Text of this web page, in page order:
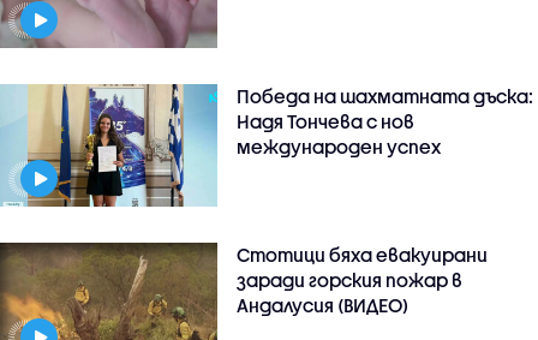
Победа на шахматната дъска:
Надя Тончева с нов
международен успех
Стотици бяха евакуирани
заради горския пожар в
Андалусия (ВИДЕО)